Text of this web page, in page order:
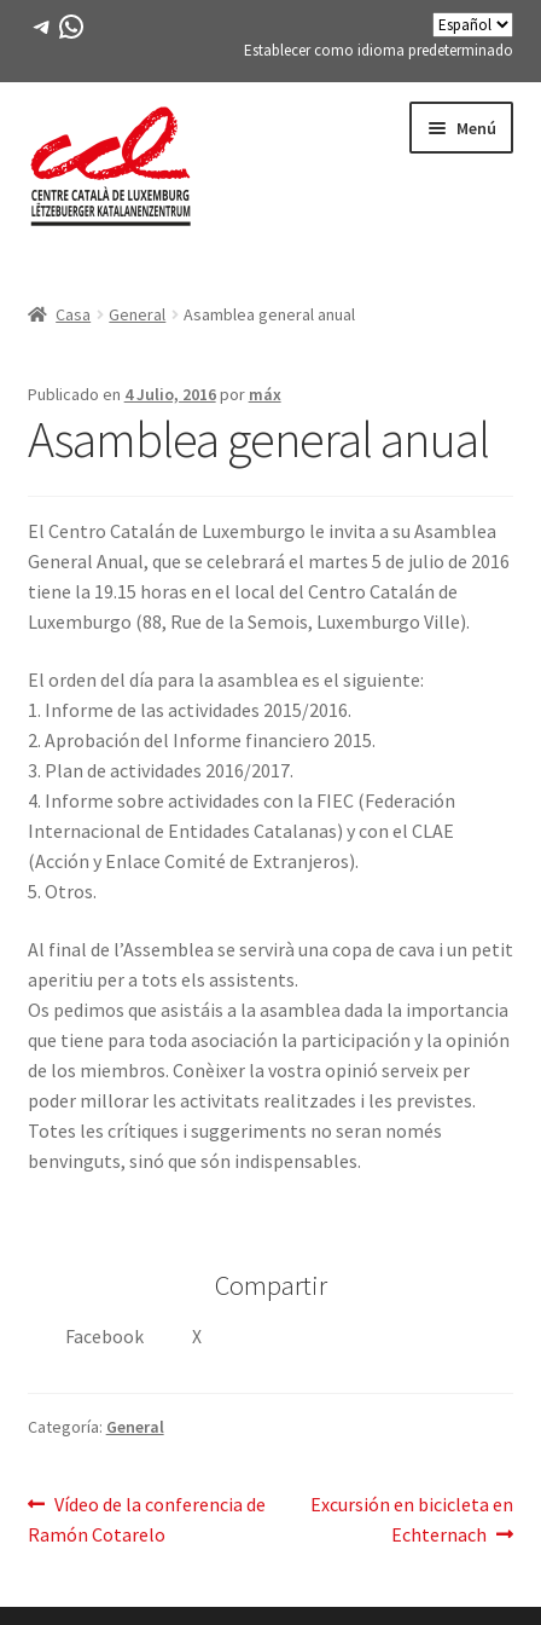
Telegrama
WhatsApp
Establecer como idioma predeterminado
la
navegación
al
contenido
Menú
ACTIVIDADES
CURSOS
MIEMBROS DE FES-TE
INICIAR SESIÓN
Casa General Asamblea general anual
Publicado en 4 Julio, 2016por máx
Asamblea general anual
El Centro Catalán de Luxemburgo le invita a su Asamblea
General Anual, que se celebrará el martes 5 de julio de 2016
tiene la 19.15 horas en el local del Centro Catalán de
Luxemburgo (88, Rue de la Semois, Luxemburgo Ville).
El orden del día para la asamblea es el siguiente:
1. Informe de las actividades 2015/2016.
2. Aprobación del Informe financiero 2015.
3. Plan de actividades 2016/2017.
4. Informe sobre actividades con la FIEC (Federación
Internacional de Entidades Catalanas) y con el CLAE
(Acción y Enlace Comité de Extranjeros).
5. Otros.
Al final de l’Assemblea se servirà una copa de cava i un petit
aperitiu per a tots els assistents.
Os pedimos que asistáis a la asamblea dada la importancia
que tiene para toda asociación la participación y la opinión
de los miembros. Conèixer la vostra opinió serveix per
poder millorar les activitats realitzades i les previstes.
Totes les crítiques i suggeriments no seran només
benvinguts, sinó que són indispensables.
Compartir
Facebook X
Categoría: General
Mensaje
de
navegación
Publicación
anterior:
Vídeo de la conferencia de
Ramón Cotarelo
Siguiente
Excursión en bicicleta en
Echternach